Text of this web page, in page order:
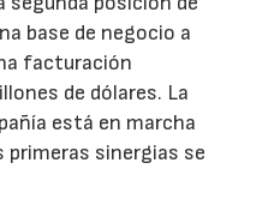
base de negocio a
facturación
de dólares. La
está en marcha
primeras sinergias se